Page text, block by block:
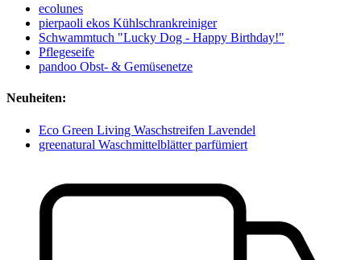
ecolunes
pierpaoli ekos Kühlschrankreiniger
Schwammtuch "Lucky Dog - Happy Birthday!"
Pflegeseife
pandoo Obst- & Gemüsenetze
Neuheiten:
Eco Green Living Waschstreifen Lavendel
greenatural Waschmittelblätter parfümiert